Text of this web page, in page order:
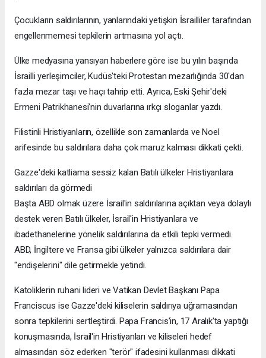
Çocukların saldırılarının, yanlarındaki yetişkin İsrailliler tarafından
engellenmemesi tepkilerin artmasına yol açtı.
Ülke medyasına yansıyan haberlere göre ise bu yılın başında
İsrailli yerleşimciler, Kudüs'teki Protestan mezarlığında 30'dan
fazla mezar taşı ve haçı tahrip etti. Ayrıca, Eski Şehir'deki
Ermeni Patrikhanesi'nin duvarlarına ırkçı sloganlar yazdı.
Filistinli Hristiyanların, özellikle son zamanlarda ve Noel
arifesinde bu saldırılara daha çok maruz kalması dikkati çekti.
Gazze'deki katliama sessiz kalan Batılı ülkeler Hristiyanlara
saldırıları da görmedi
Başta ABD olmak üzere İsrail'in saldırılarına açıktan veya dolaylı
destek veren Batılı ülkeler, İsrail'in Hristiyanlara ve
ibadethanelerine yönelik saldırılarına da etkili tepki vermedi.
ABD, İngiltere ve Fransa gibi ülkeler yalnızca saldırılara dair
"endişelerini" dile getirmekle yetindi.
Katoliklerin ruhani lideri ve Vatikan Devlet Başkanı Papa
Franciscus ise Gazze'deki kiliselerin saldırıya uğramasından
sonra tepkilerini sertleştirdi. Papa Francis'in, 17 Aralık'ta yaptığı
konuşmasında, İsrail'in Hristiyanları ve kiliseleri hedef
almasından söz ederken "terör" ifadesini kullanması dikkati